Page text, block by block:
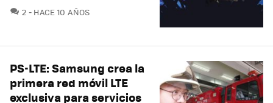
2 COMENTARIOS
HACE 10 AÑOS
PS-LTE: Samsung crea la
primera red móvil LTE
exclusiva para servicios